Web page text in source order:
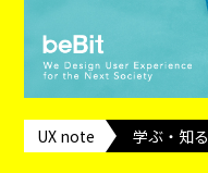
UX note 学ぶ・知る